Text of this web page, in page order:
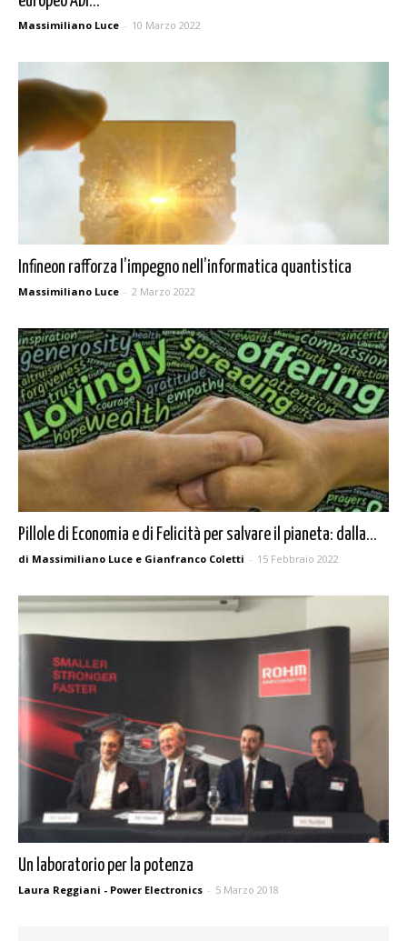
Massimiliano Luce - 10 Marzo 2022
Infineon rafforza l’impegno nell’informatica quantistica
Massimiliano Luce - 2 Marzo 2022
Pillole di Economia e di Felicità per salvare il pianeta: dalla...
di Massimiliano Luce e Gianfranco Coletti - 15 Febbraio 2022
Un laboratorio per la potenza
Laura Reggiani - Power Electronics - 5 Marzo 2018